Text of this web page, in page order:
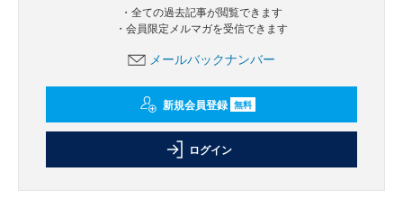
・全ての過去記事が閲覧できます
・会員限定メルマガを受信できます
メールバックナンバー
新規会員登録 無料
ログイン